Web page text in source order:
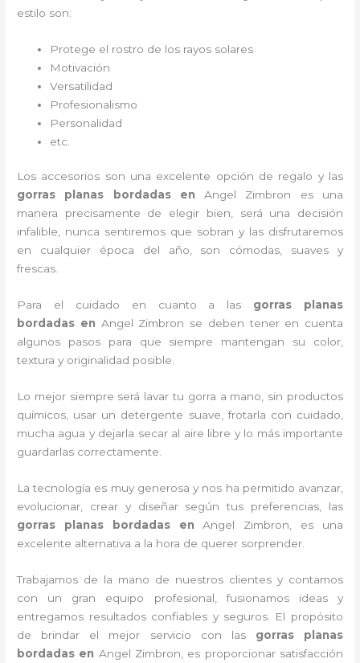
estilo son:
Protege el rostro de los rayos solares
Motivación
Versatilidad
Profesionalismo
Personalidad
etc.
Los accesorios son una excelente opción de regalo y las
gorras planas bordadasenAngel Zimbron es una
manera precisamente de elegir bien, será una decisión
infalible, nunca sentiremos que sobran y las disfrutaremos
en cualquier época del año, son cómodas, suaves y
frescas.
Para el cuidado en cuanto a las gorras planas
bordadas en Angel Zimbron se deben tener en cuenta
algunos pasos para que siempre mantengan su color,
textura y originalidad posible.
Lo mejor siempre será lavar tu gorra a mano, sin productos
químicos, usar un detergente suave, frotarla con cuidado,
mucha agua y dejarla secar al aire libre y lo más importante
guardarlas correctamente.
La tecnología es muy generosa y nos ha permitido avanzar,
evolucionar, crear y diseñar según tus preferencias, las
gorras planas bordadasenAngel Zimbron, es una
excelente alternativa a la hora de querer sorprender.
Trabajamos de la mano de nuestros clientes y contamos
con un gran equipo profesional, fusionamos ideas y
entregamos resultados confiables y seguros. El propósito
de brindar el mejor servicio con las gorras planas
bordadas en Angel Zimbron, es proporcionar satisfacción